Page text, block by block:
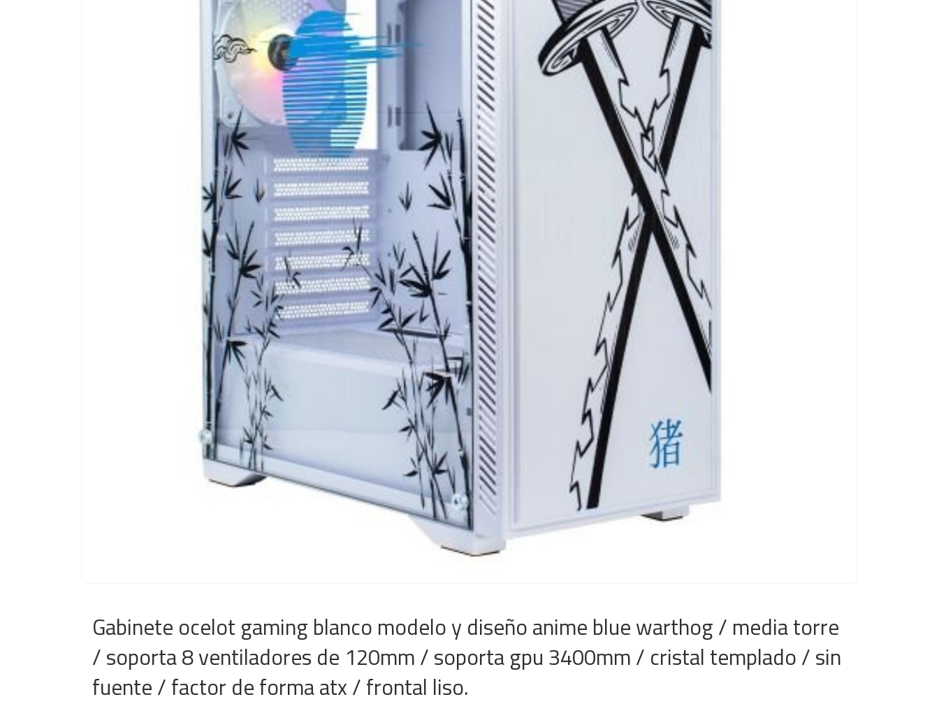
Gabinete ocelot gaming blanco modelo y diseño anime blue warthog / media torre
/ soporta 8 ventiladores de 120mm / soporta gpu 3400mm / cristal templado / sin
fuente / factor de forma atx / frontal liso.